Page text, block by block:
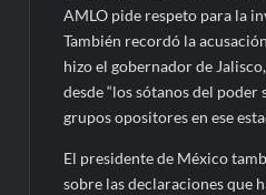
AMLO pide respeto para la
También recordó la
hizo el gobernador de
desde “los sótanos del poder
grupos opositores en ese
El presidente de México
sobre las declaraciones que